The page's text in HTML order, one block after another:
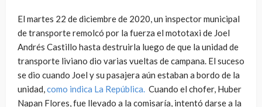
El martes 22 de diciembre de 2020, un inspector municipal
de transporte remolcó por la fuerza el mototaxi de Joel
Andrés Castillo hasta destruirla luego de que la unidad de
transporte liviano dio varias vueltas de campana. El suceso
se dio cuando Joel y su pasajera aún estaban a bordo de la
unidad,como indica La República. Cuando el chofer, Huber
Napan Flores, fue llevado a la comisaría, intentó darse a la